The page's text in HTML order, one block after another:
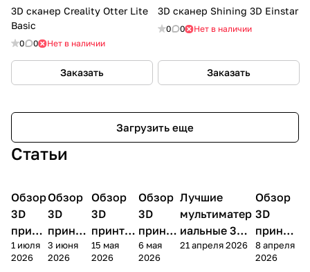
3D сканер Creality Otter Lite
Basic
0 0 Нет в наличии
Заказать
3D сканер Shining 3D Einstar
0 0 Нет в наличии
Заказать
Загрузить еще
Статьи
3D
принтеры
Обзор
3D
принт
ера
Bamb
1 июля
2026
3D
принтеры
Обзор
3D
принте
ра
Anycubi
3 июня
2026
3D
принтеры
Обзор
3D
принтер
а
FlashFo
15 мая
2026
3D
принтеры
Обзор
3D
принте
ра
Bambu
6 мая
2026
3D принтеры
Лучшие
мультиматер
иальные 3D
принтеры на
21 апреля 2026
3D
Обзор
3D
принте
ра
FlashF
8 апреля
2026